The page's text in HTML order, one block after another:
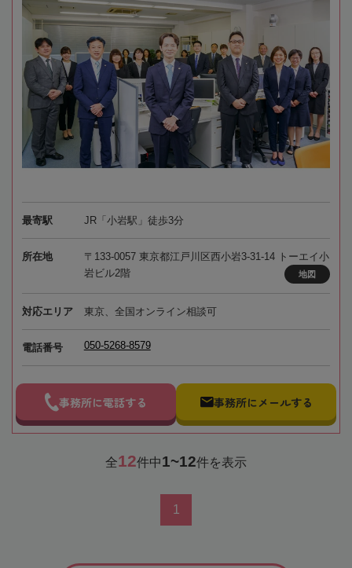
最寄駅 JR「小岩駅」徒歩3分
所在地
〒133-0057 東京都江戸川区西小岩3-31-14 トーエイ小
岩ビル2階
地図
対応エリア 東京、全国オンライン相談可
電話番号 050-5268-8579
事務所に電話する 事務所にメールする
全12件中1~12件を表示
1